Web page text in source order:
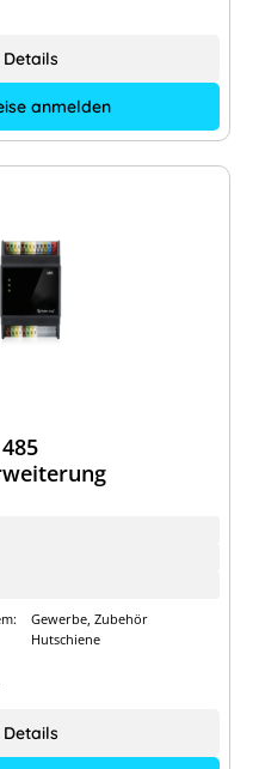
anmelden
Details
Gewerbe, Zubehör
Hutschiene
Details